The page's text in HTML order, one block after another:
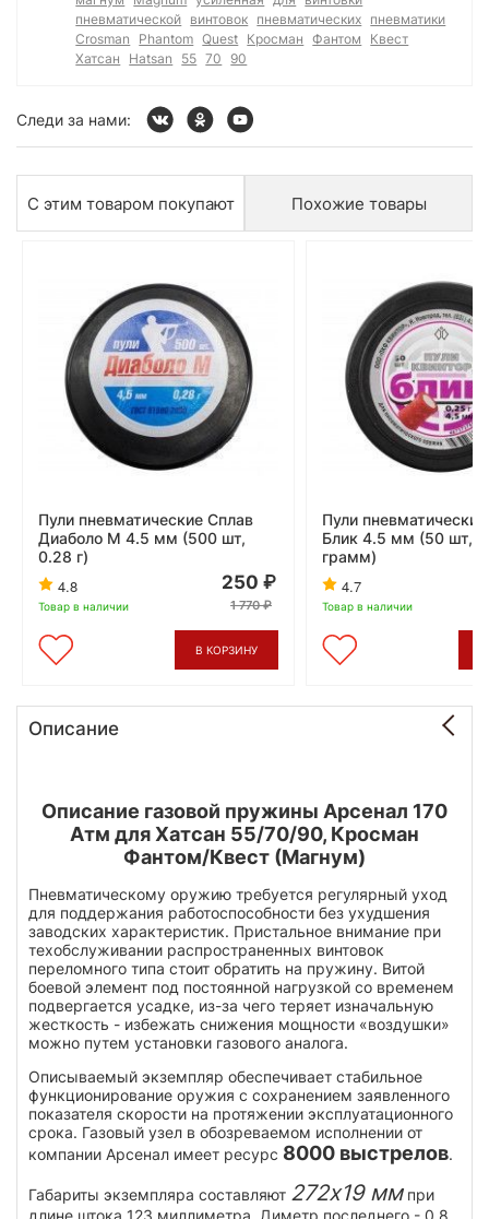
пневматической винтовок пневматических пневматики
Crosman
Phantom Quest Кросман Фантом
Квест
Хатсан
Hatsan 55 70 90
Следи за нами:
С этим товаром покупают Похожие товары
Пули пневматические Сплав
Диаболо М 4.5 мм (500 шт,
0.28 г)
4.8
Товар в наличии
250
1 770
В КОРЗИНУ
Пули
Блик 4.5 мм (50 шт,
грамм)
4.7
Товар в наличии
Описание
Описание газовой пружины Арсенал 170
Атм для Хатсан 55/70/90, Кросман
Фантом/Квест (Магнум)
Пневматическому оружию требуется регулярный уход
для поддержания работоспособности без ухудшения
заводских характеристик. Пристальное внимание при
техобслуживании распространенных винтовок
переломного типа стоит обратить на пружину. Витой
боевой элемент под постоянной нагрузкой со временем
подвергается усадке, из-за чего теряет изначальную
жесткость - избежать снижения мощности «воздушки»
можно путем установки газового аналога.
Описываемый экземпляр обеспечивает стабильное
функционирование оружия с сохранением заявленного
показателя скорости на протяжении эксплуатационного
срока. Газовый узел в обозреваемом исполнении от
компании Арсенал имеет ресурс 8000 выстрелов.
Габариты экземпляра составляют 272x19 ммпри
длине штока 123 миллиметра. Диметр последнего - 0.8